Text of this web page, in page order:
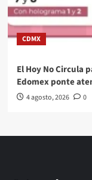
CDMX
El Hoy No Circula
Edomex ponte
4 agosto, 2026 0